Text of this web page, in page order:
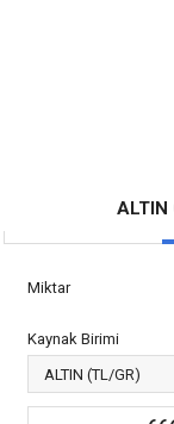
ALTIN
Miktar
Kaynak Birimi